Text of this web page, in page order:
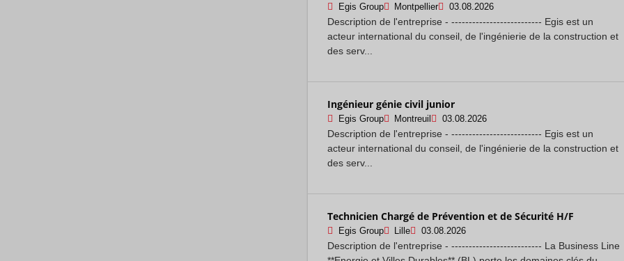
Egis Group Montpellier 03.08.2026
Description de l'entreprise - -------------------------- Egis est un
acteur international du conseil, de l'ingénierie de la construction et
des serv...
Ingénieur génie civil junior
Egis Group Montreuil 03.08.2026
Description de l'entreprise - -------------------------- Egis est un
acteur international du conseil, de l'ingénierie de la construction et
des serv...
Technicien Chargé de Prévention et de Sécurité H/F
Egis Group Lille 03.08.2026
Description de l'entreprise - -------------------------- La Business Line